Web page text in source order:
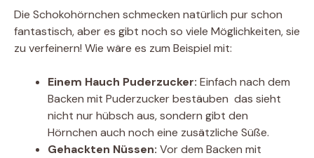
Die Schokohörnchen schmecken natürlich pur schon
fantastisch, aber es gibt noch so viele Möglichkeiten, sie
zu verfeinern! Wie wäre es zum Beispiel mit:
Einem Hauch Puderzucker: Einfach nach dem
Backen mit Puderzucker bestäuben  das sieht
nicht nur hübsch aus, sondern gibt den
Hörnchen auch noch eine zusätzliche Süße.
Gehackten Nüssen: Vor dem Backen mit